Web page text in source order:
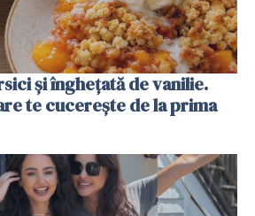
și înghețată de vanilie.
te cucerește de la prima